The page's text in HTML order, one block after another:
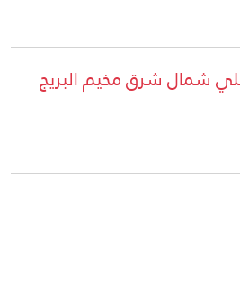
شمال شرق مخيم البريج